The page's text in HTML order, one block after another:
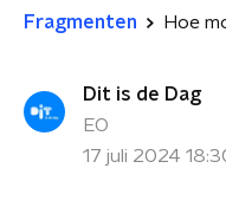
Fragmenten
Dit is de Dag
EO
17 juli 2024